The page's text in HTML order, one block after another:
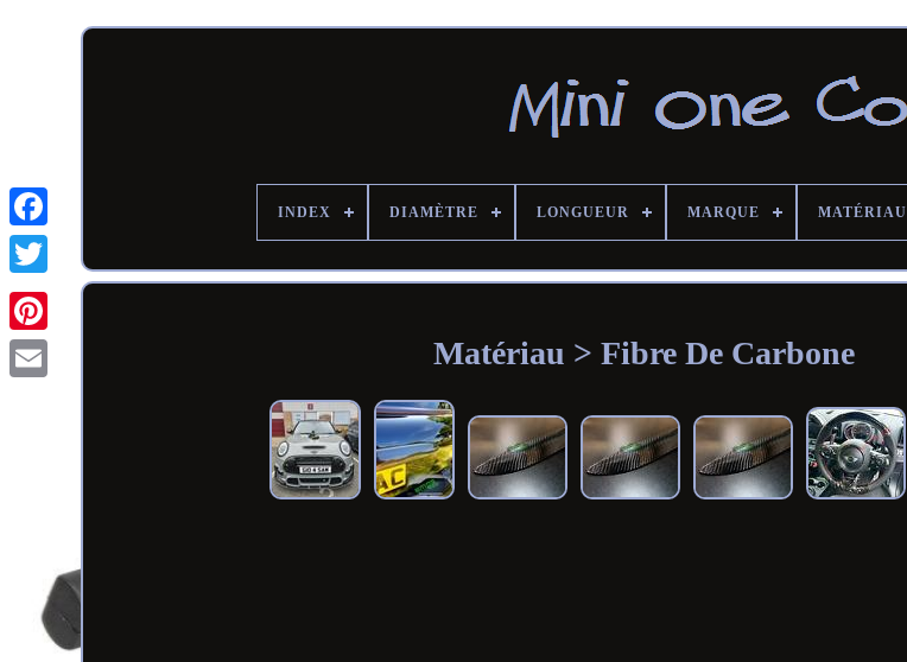
INDEX DIAMÈTRE LONGUEUR MARQUE MATÉRIAU
Matériau > Fibre De Carbone